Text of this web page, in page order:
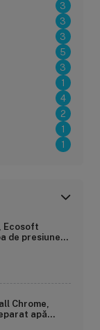
3
3
3
5
3
1
4
2
1
1
Ecosoft
de presiune
stadii cu...
Chrome,
apă
și caldă)